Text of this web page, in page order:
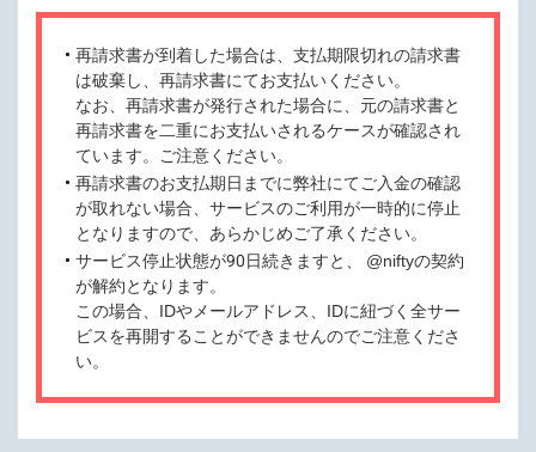
再請求書が到着した場合は、支払期限切れの請求書
は破棄し、再請求書にてお支払いください。
なお、再請求書が発行された場合に、元の請求書と
再請求書を二重にお支払いされるケースが確認され
ています。ご注意ください。
再請求書のお支払期日までに弊社にてご入金の確認
が取れない場合、サービスのご利用が一時的に停止
となりますので、あらかじめご了承ください。
サービス停止状態が90日続きますと、 @niftyの契約
が解約となります。
この場合、IDやメールアドレス、IDに紐づく全サー
ビスを再開することができませんのでご注意くださ
い。